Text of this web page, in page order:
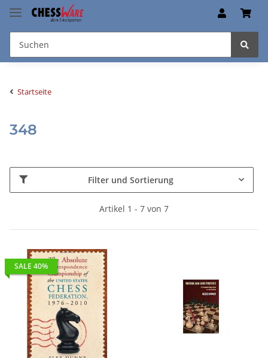
Startseite
348
Filter und Sortierung
Artikel 1 - 7 von 7
SALE 40%